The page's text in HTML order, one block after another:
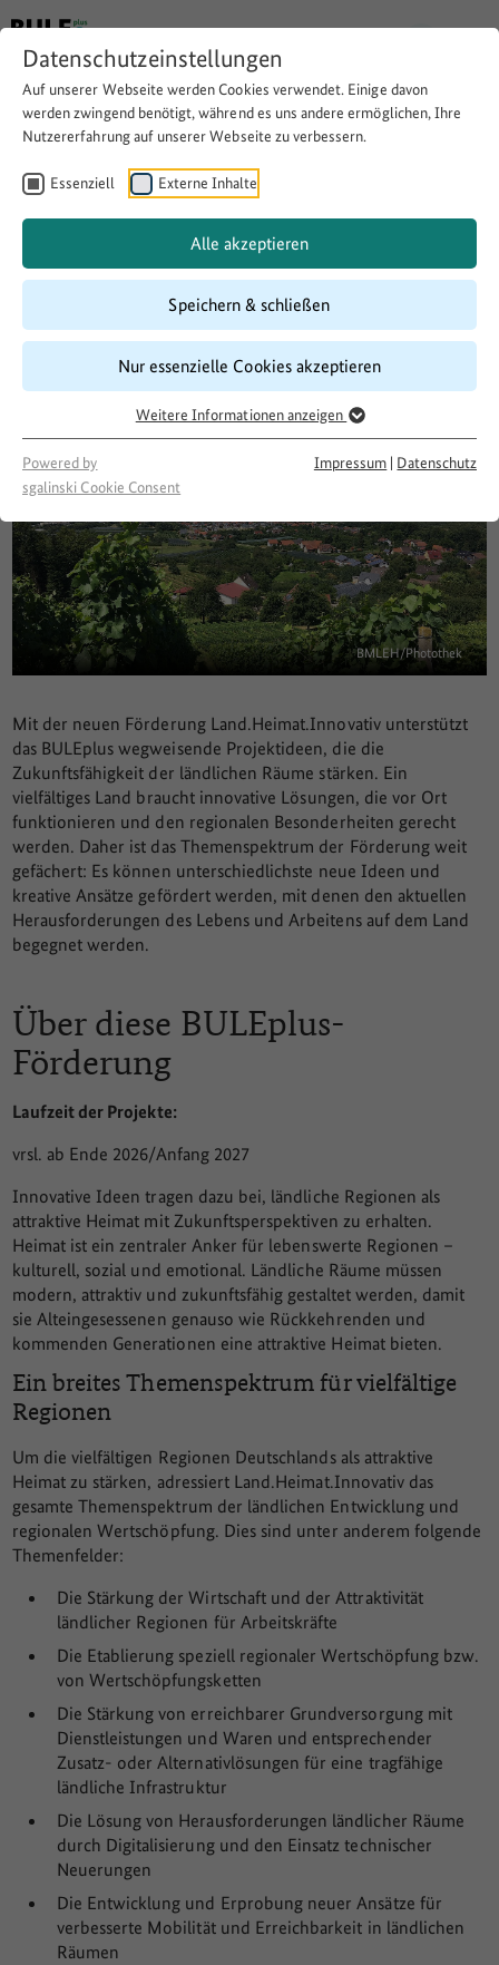
Datenschutzeinstellungen
Auf unserer Webseite werden Cookies verwendet. Einige davon
werden zwingend benötigt, während es uns andere ermöglichen, Ihre
Nutzererfahrung auf unserer Webseite zu verbessern.
Essenziell Externe Inhalte
Alle akzeptieren
Speichern & schließen
Nur essenzielle Cookies akzeptieren
Weitere Informationen anzeigen
Powered by
sgalinski Cookie Consent
Impressum | Datenschutz
Zurück
Land.Heimat.Innovativ
Digitalisierung auf dem Land
Engagement und Ehrenamt Kultur in ländlichen Räumen
Mobilität auf dem Land
Nahversorgung/Soziales/Dorfgemeinschaft
Regionale Wirtschaft
BMLEH/Photothek
Mit der neuen Förderung Land.Heimat.Innovativ unterstützt
das BULEplus wegweisende Projektideen, die die
Zukunftsfähigkeit der ländlichen Räume stärken. Ein
vielfältiges Land braucht innovative Lösungen, die vor Ort
funktionieren und den regionalen Besonderheiten gerecht
werden. Daher ist das Themenspektrum der Förderung weit
gefächert: Es können unterschiedlichste neue Ideen und
kreative Ansätze gefördert werden, mit denen den aktuellen
Herausforderungen des Lebens und Arbeitens auf dem Land
begegnet werden.
Über diese BULEplus-
Förderung
Laufzeit der Projekte:
vrsl. ab Ende 2026/Anfang 2027
Innovative Ideen tragen dazu bei, ländliche Regionen als
attraktive Heimat mit Zukunftsperspektiven zu erhalten.
Heimat ist ein zentraler Anker für lebenswerte Regionen –
kulturell, sozial und emotional. Ländliche Räume müssen
modern, attraktiv und zukunftsfähig gestaltet werden, damit
sie Alteingesessenen genauso wie Rückkehrenden und
kommenden Generationen eine attraktive Heimat bieten.
Ein breites Themenspektrum für vielfältige
Regionen
Um die vielfältigen Regionen Deutschlands als attraktive
Heimat zu stärken, adressiert Land.Heimat.Innovativ das
gesamte Themenspektrum der ländlichen Entwicklung und
regionalen Wertschöpfung. Dies sind unter anderem folgende
Themenfelder:
Die Stärkung der Wirtschaft und der Attraktivität
ländlicher Regionen für Arbeitskräfte
Die Etablierung speziell regionaler Wertschöpfung bzw.
von Wertschöpfungsketten
Die Stärkung von erreichbarer Grundversorgung mit
Dienstleistungen und Waren und entsprechender
Zusatz- oder Alternativlösungen für eine tragfähige
ländliche Infrastruktur
Die Lösung von Herausforderungen ländlicher Räume
durch Digitalisierung und den Einsatz technischer
Neuerungen
Die Entwicklung und Erprobung neuer Ansätze für
verbesserte Mobilität und Erreichbarkeit in ländlichen
Räumen